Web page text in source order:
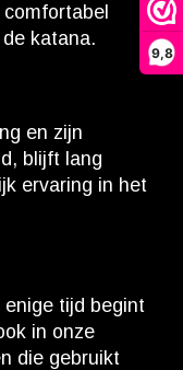
9,8
katana.
en zijn
blijft lang
ervaring in het
tijd begint
in onze
die gebruikt